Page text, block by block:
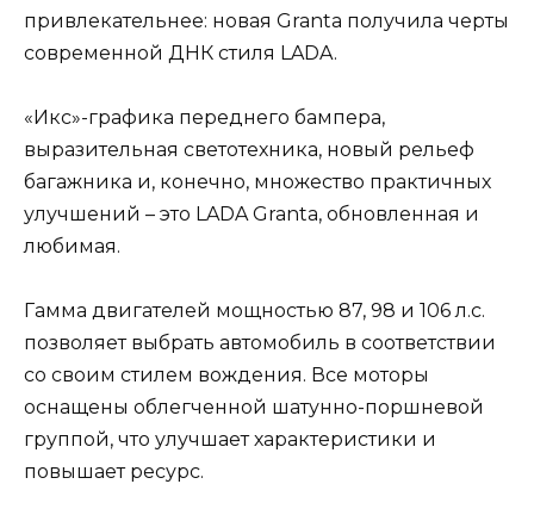
привлекательнее: новая Granta получила черты
современной ДНК стиля LADA.
«Икс»-графика переднего бампера,
выразительная светотехника, новый рельеф
багажника и, конечно, множество практичных
улучшений – это LADA Granta, обновленная и
любимая.
Гамма двигателей мощностью 87, 98 и 106 л.с.
позволяет выбрать автомобиль в соответствии
со своим стилем вождения. Все моторы
оснащены облегченной шатунно-поршневой
группой, что улучшает характеристики и
повышает ресурс.